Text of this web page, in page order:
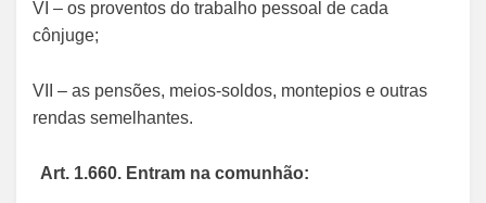
VI – os proventos do trabalho pessoal de cada
cônjuge;
VII – as pensões, meios-soldos, montepios e outras
rendas semelhantes.
Art. 1.660. Entram na comunhão: